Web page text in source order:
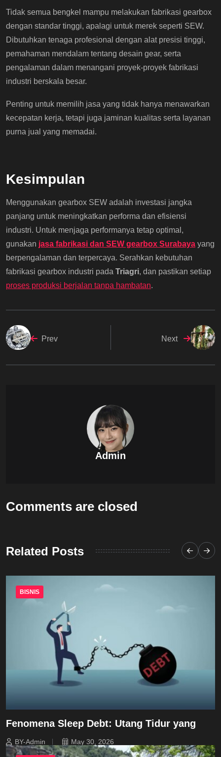
Tidak semua bengkel mampu melakukan fabrikasi gearbox
dengan standar tinggi, apalagi untuk merek seperti SEW.
Dibutuhkan tenaga profesional dengan alat presisi tinggi,
pemahaman mendalam tentang desain gear, serta
pengalaman dalam menangani proyek-proyek fabrikasi
industri berskala besar.
Penting untuk memilih jasa yang tidak hanya menawarkan
kecepatan kerja, tetapi juga jaminan kualitas serta layanan
purna jual yang memadai.
Kesimpulan
Menggunakan gearbox SEW adalah investasi jangka
panjang untuk meningkatkan performa dan efisiensi
industri. Untuk menjaga performanya tetap optimal,
gunakan jasa fabrikasi dan SEW gearbox Surabaya yang
berpengalaman dan terpercaya. Serahkan kebutuhan
fabrikasi gearbox industri pada Triagri, dan pastikan setiap
proses produksi berjalan tanpa hambatan.
Prev Next
Admin
Comments are closed
Related Posts
BISNIS
Fenomena Sleep Debt: Utang Tidur yang
BY-Admin May 30, 2026